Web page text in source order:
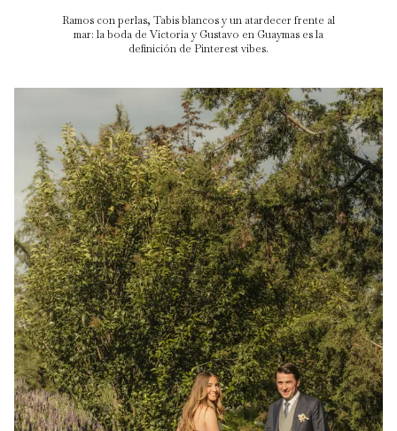
Ramos con perlas, Tabis blancos y un atardecer frente al
mar: la boda de Victoria y Gustavo en Guaymas es la
definición de Pinterest vibes.